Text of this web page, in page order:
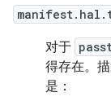
对于
得存在。
是：